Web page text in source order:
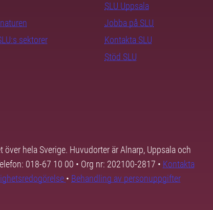
sektorer
SLU Uppsala
Jobba på SLU
Kontakta SLU
Stöd SLU
hela Sverige. Huvudorter är Alnarp, Uppsala och
018-67 10 00 • Org nr: 202100-2817 • Kontakta
• Behandling av personuppgifter